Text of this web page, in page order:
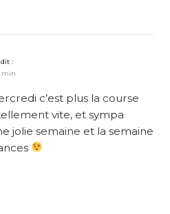
dit :
min
c’est plus la course
vite, et sympa
jolie semaine et la semaine